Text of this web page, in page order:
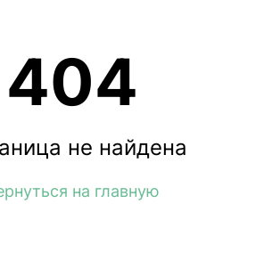
404
не найдена
на главную